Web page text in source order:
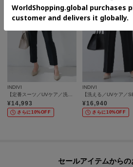
INDIVI
¥14,993
さらに10%OFF
INDIVI
¥16,940
さらに10%OFF
セールアイテムから